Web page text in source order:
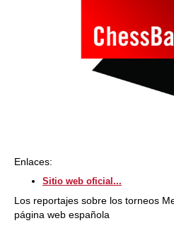
Enlaces:
Sitio web oficial...
Los reportajes sobre los torneos
página web española